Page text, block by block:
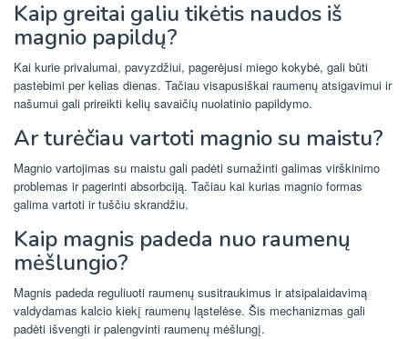
Kaip greitai galiu tikėtis naudos iš
magnio papildų?
Kai kurie privalumai, pavyzdžiui, pagerėjusi miego kokybė, gali būti
pastebimi per kelias dienas. Tačiau visapusiškai raumenų atsigavimui ir
našumui gali prireikti kelių savaičių nuolatinio papildymo.
Ar turėčiau vartoti magnio su maistu?
Magnio vartojimas su maistu gali padėti sumažinti galimas virškinimo
problemas ir pagerinti absorbciją. Tačiau kai kurias magnio formas
galima vartoti ir tuščiu skrandžiu.
Kaip magnis padeda nuo raumenų
mėšlungio?
Magnis padeda reguliuoti raumenų susitraukimus ir atsipalaidavimą
valdydamas kalcio kiekį raumenų ląstelėse. Šis mechanizmas gali
padėti išvengti ir palengvinti raumenų mėšlungį.